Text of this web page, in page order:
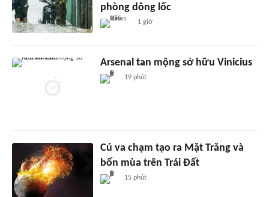
phòng dông lốc
1 giờ
Arsenal tan mộng sở hữu Vinicius
19 phút
Cú va chạm tạo ra Mặt Trăng và
bốn mùa trên Trái Đất
15 phút